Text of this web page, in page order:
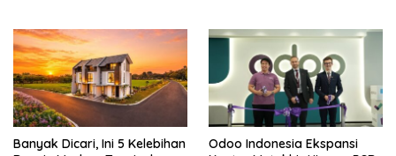
Banyak Dicari, Ini 5 Kelebihan
Odoo Indonesia Ekspansi